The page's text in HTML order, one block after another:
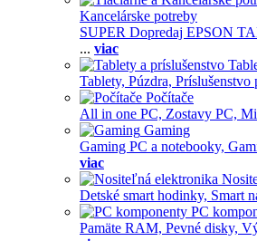
Kancelárske potreby
SUPER Dopredaj EPSON
... viac
Tablety, Púzdra, Príslušenstvo
Počítače
All in one PC, Zostavy PC,
Gaming
Gaming PC a notebooky,
viac
Detské smart hodinky, Smart
PC
Pamäte RAM, Pevné disky,